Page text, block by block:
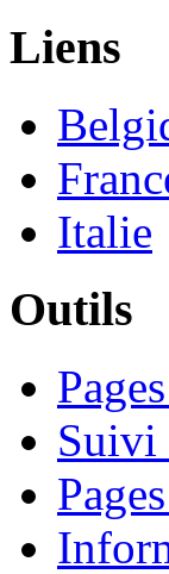
Liens
Italie
Outils
Suivi